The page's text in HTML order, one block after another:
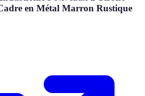
en Métal Marron Rustique